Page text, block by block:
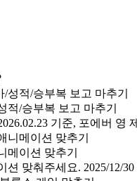
적/승부복 보고 마추기
기준, 포에버 영
메이션 맞추기
션 맞춰주세요. 2025/12/